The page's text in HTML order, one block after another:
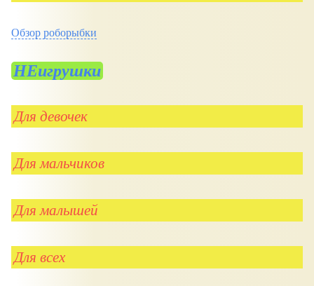
Обзор роборыбки
НЕигрушки
Для девочек
Для мальчиков
Для малышей
Для всех